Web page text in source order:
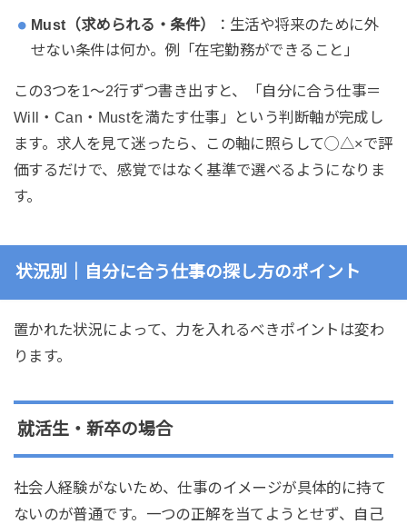
Must（求められる・条件）
：生活や将来のために外
せない条件は何か。例「在宅勤務ができること」
この3つを1〜2行ずつ書き出すと、「自分に合う仕事＝
Will・Can・Mustを満たす仕事」という判断軸が完成し
ます。求人を見て迷ったら、この軸に照らして◯△×で評
価するだけで、感覚ではなく基準で選べるようになりま
す。
状況別｜自分に合う仕事の探し方のポイント
置かれた状況によって、力を入れるべきポイントは変わ
ります。
就活生・新卒の場合
社会人経験がないため、仕事のイメージが具体的に持て
ないのが普通です。一つの正解を当てようとせず、自己